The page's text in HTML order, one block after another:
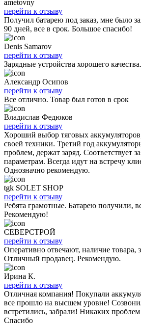
ametovny
перейти к отзыву
Получил батарею под заказ, мне было
90 дней, все в срок. Большое спасибо!
Denis Samarov
перейти к отзыву
Зарядные устройства хорошего качества.
Александр Осипов
перейти к отзыву
Все отлично. Товар был готов в срок
Владислав Федюков
перейти к отзыву
Хороший выбор тяговых
своей техники. Третий год
проблем, держат заряд. Соответствует
параметрам. Всегда идут на встречу
Однозначно рекомендую.
tgk SOLET SHOP
перейти к отзыву
Ребята грамотные. Батарею получили,
Рекомендую!
СЕВЕРСТРОЙ
перейти к отзыву
Оперативно отвечают, наличие товара,
Отличный продавец. Рекомендую.
Ирина К.
перейти к отзыву
Отличная компания! Покупали
все прошло на высшем уровне!
встретились, забрали! Никаких
Спасибо